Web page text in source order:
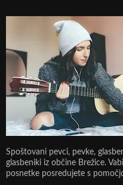
Spoštovani pevci, pevke,
glasbeniki iz občine Brežice.
posnetke posredujete s